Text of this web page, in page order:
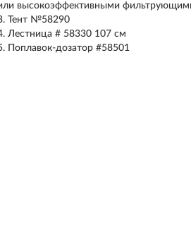
высокоэффективными
Тент №58290
Лестница # 58330 107 см
Поплавок-дозатор #58501